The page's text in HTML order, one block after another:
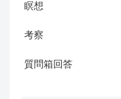
瞑想
考察
質問箱回答